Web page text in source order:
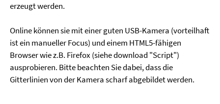
erzeugt werden.
Online können sie mit einer guten USB-Kamera (vorteilhaft
ist ein manueller Focus) und einem HTML5-fähigen
Browser wie z.B. Firefox (siehe download "Script")
ausprobieren. Bitte beachten Sie dabei, dass die
Gitterlinien von der Kamera scharf abgebildet werden.